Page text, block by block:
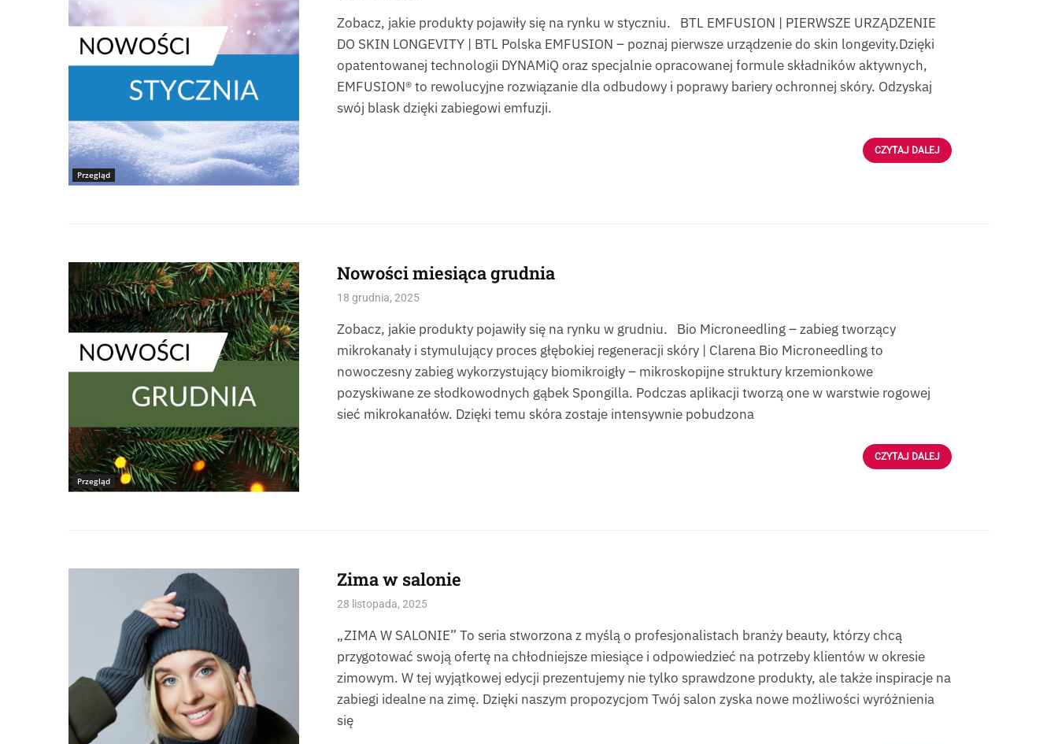
Przegląd
Zobacz, jakie produkty pojawiły się na rynku w styczniu. BTL EMFUSION | PIERWSZE URZĄDZENIE
DO SKIN LONGEVITY | BTL Polska EMFUSION – poznaj pierwsze urządzenie do skin longevity.Dzięki
opatentowanej technologii DYNAMiQ oraz specjalnie opracowanej formule składników aktywnych,
EMFUSION® to rewolucyjne rozwiązanie dla odbudowy i poprawy bariery ochronnej skóry. Odzyskaj
swój blask dzięki zabiegowi emfuzji.
CZYTAJ DALEJ
Przegląd
Nowości miesiąca grudnia
18 grudnia, 2025
Zobacz, jakie produkty pojawiły się na rynku w grudniu. Bio Microneedling – zabieg tworzący
mikrokanały i stymulujący proces głębokiej regeneracji skóry | Clarena Bio Microneedling to
nowoczesny zabieg wykorzystujący biomikroigły – mikroskopijne struktury krzemionkowe
pozyskiwane ze słodkowodnych gąbek Spongilla. Podczas aplikacji tworzą one w warstwie rogowej
sieć mikrokanałów. Dzięki temu skóra zostaje intensywnie pobudzona
CZYTAJ DALEJ
Zima w salonie
28 listopada, 2025
„ZIMA W SALONIE” To seria stworzona z myślą o profesjonalistach branży beauty, którzy chcą
przygotować swoją ofertę na chłodniejsze miesiące i odpowiedzieć na potrzeby klientów w okresie
zimowym. W tej wyjątkowej edycji prezentujemy nie tylko sprawdzone produkty, ale także inspiracje na
zabiegi idealne na zimę. Dzięki naszym propozycjom Twój salon zyska nowe możliwości wyróżnienia
się